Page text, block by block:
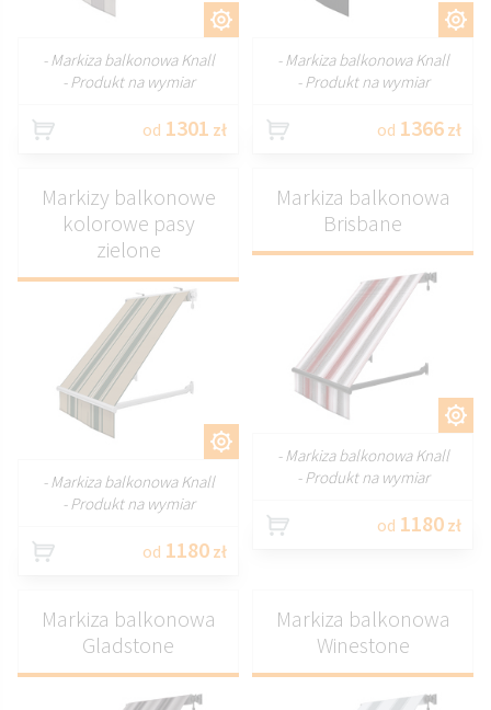
- Markiza balkonowa Knall
- Produkt na wymiar
od 1301 zł
- Markiza balkonowa Knall
- Produkt na wymiar
od 1366 zł
Markizy balkonowe
kolorowe pasy
zielone
- Markiza balkonowa Knall
- Produkt na wymiar
od 1180 zł
Markiza balkonowa
Brisbane
- Markiza balkonowa Knall
- Produkt na wymiar
od 1180 zł
Markiza balkonowa
Gladstone
Markiza balkonowa
Winestone